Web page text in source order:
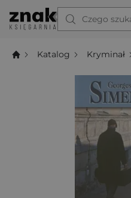
Czego
Katalog Kryminał